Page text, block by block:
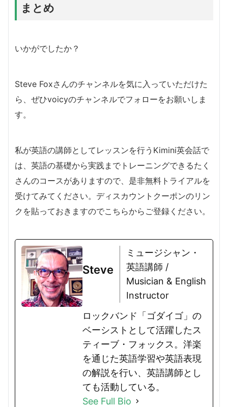
まとめ
いかがでしたか？
Steve Foxさんのチャンネルを気に入っていただけた
ら、ぜひvoicyのチャンネルでフォローをお願いしま
す。
私が英語の講師としてレッスンを行うKimini英会話で
は、英語の基礎から実践までトレーニングできるたく
さんのコースがありますので、是非無料トライアルを
受けてみてください。ディスカウントクーポンのリン
クを貼っておきますのでこちらからご登録ください。
Steve
ミュージシャン・
英語講師 /
Musician & English
Instructor
ロックバンド「ゴダイゴ」の
ベーシストとして活躍したス
ティーブ・フォックス。洋楽
を通じた英語学習や英語表現
の解説を行い、英語講師とし
ても活動している。
See Full Bio